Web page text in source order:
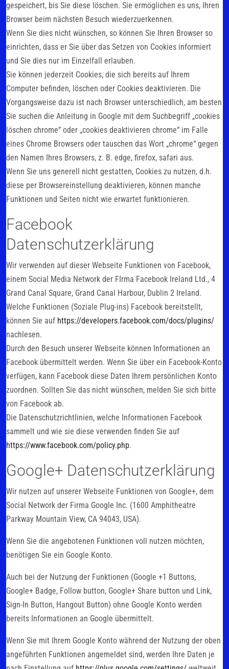
gespeichert, bis Sie diese löschen. Sie ermöglichen es uns, Ihren
Browser beim nächsten Besuch wiederzuerkennen.
Wenn Sie dies nicht wünschen, so können Sie Ihren Browser so
einrichten, dass er Sie über das Setzen von Cookies informiert
und Sie dies nur im Einzelfall erlauben.
Sie können jederzeit Cookies, die sich bereits auf Ihrem
Computer befinden, löschen oder Cookies deaktivieren. Die
Vorgangsweise dazu ist nach Browser unterschiedlich, am besten
Sie suchen die Anleitung in Google mit dem Suchbegriff „cookies
löschen chrome“ oder „cookies deaktivieren chrome“ im Falle
eines Chrome Browsers oder tauschen das Wort „chrome“ gegen
den Namen Ihres Browsers, z. B. edge, firefox, safari aus.
Wenn Sie uns generell nicht gestatten, Cookies zu nutzen, d.h.
diese per Browsereinstellung deaktivieren, können manche
Funktionen und Seiten nicht wie erwartet funktionieren.
Facebook
Datenschutzerklärung
Wir verwenden auf dieser Webseite Funktionen von Facebook,
einem Social Media Network der FIrma Facebook Ireland Ltd., 4
Grand Canal Square, Grand Canal Harbour, Dublin 2 Ireland.
Welche Funktionen (Soziale Plug-ins) Facebook bereitstellt,
können Sie auf https://developers.facebook.com/docs/plugins/
nachlesen.
Durch den Besuch unserer Webseite können Informationen an
Facebook übermittelt werden. Wenn Sie über ein Facebook-Konto
verfügen, kann Facebook diese Daten Ihrem persönlichen Konto
zuordnen. Sollten Sie das nicht wünschen, melden Sie sich bitte
von Facebook ab.
Die Datenschutzrichtlinien, welche Informationen Facebook
sammelt und wie sie diese verwenden finden Sie auf
https://www.facebook.com/policy.php.
Google+ Datenschutzerklärung
Wir nutzen auf unserer Webseite Funktionen von Google+, dem
Social Network der Firma Google Inc. (1600 Amphitheatre
Parkway Mountain View, CA 94043, USA).
Wenn Sie die angebotenen Funktionen voll nutzen möchten,
benötigen Sie ein Google Konto.
Auch bei der Nutzung der Funktionen (Google +1 Buttons,
Google+ Badge, Follow button, Google+ Share button und Link,
Sign-In Button, Hangout Button) ohne Google Konto werden
bereits Informationen an Google übermittelt.
Wenn Sie mit Ihrem Google Konto während der Nutzung der oben
angeführten Funktionen angemeldet sind, werden Ihre Daten je